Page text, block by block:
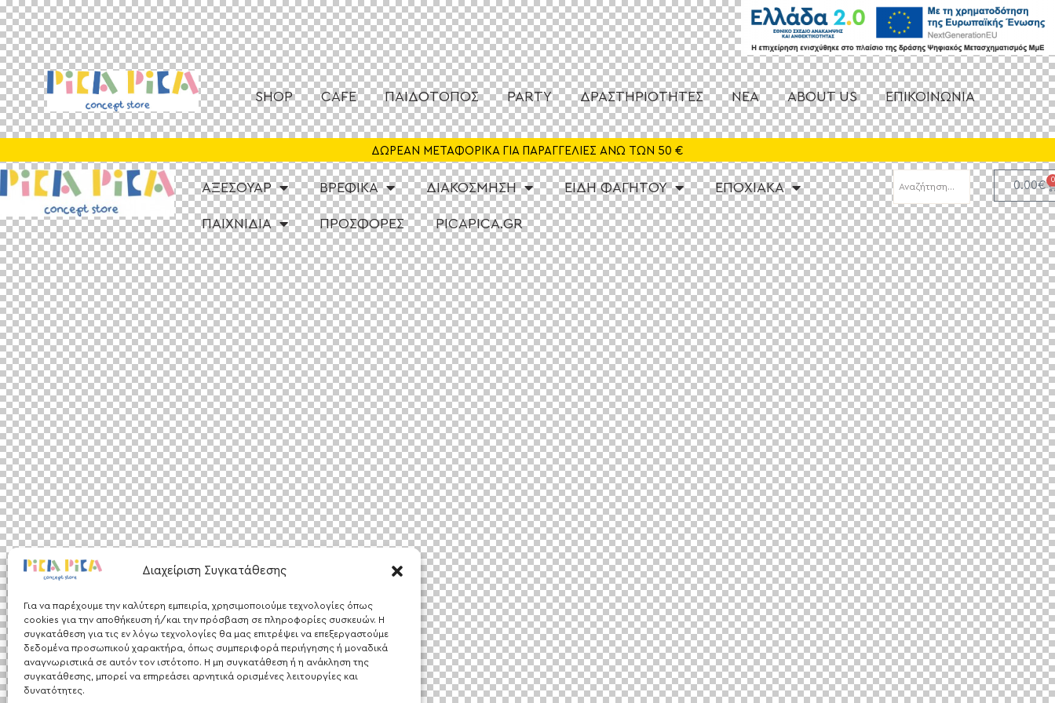
Διαχείριση Συγκατάθεσης
Για να παρέχουμε την καλύτερη εμπειρία, χρησιμοποιούμε τεχνολογίες όπως
cookies για την αποθήκευση ή/και την πρόσβαση σε πληροφορίες συσκευών. Η
συγκατάθεση για τις εν λόγω τεχνολογίες θα μας επιτρέψει να επεξεργαστούμε
δεδομένα προσωπικού χαρακτήρα, όπως συμπεριφορά περιήγησης ή μοναδικά
αναγνωριστικά σε αυτόν τον ιστότοπο. Η μη συγκατάθεση ή η ανάκληση της
συγκατάθεσης, μπορεί να επηρεάσει αρνητικά ορισμένες λειτουργίες και
δυνατότητες.
SHOP CAFE ΠΑΙΔΟΤΟΠΟΣ PARTY ΔΡΑΣΤΗΡΙΟΤΗΤΕΣ NEA ABOUT US ΕΠΙΚΟΙΝΩΝΙΑ
ΔΩΡΕΑΝ ΜΕΤΑΦΟΡΙΚΑ ΓΙΑ ΠΑΡΑΓΓΕΛΙΕΣ ΑΝΩ ΤΩΝ 50 €
ΑΞΕΣΟΥΑΡ ΒΡΕΦΙΚΑ ΔΙΑΚΟΣΜΗΣΗ ΕΙΔΗ ΦΑΓΗΤΟΥ ΕΠΟΧΙΑΚΑ
ΠΑΙΧΝΙΔΙΑ ΠΡΟΣΦΟΡΕΣ PICAPICA.GR
0.00€ 0